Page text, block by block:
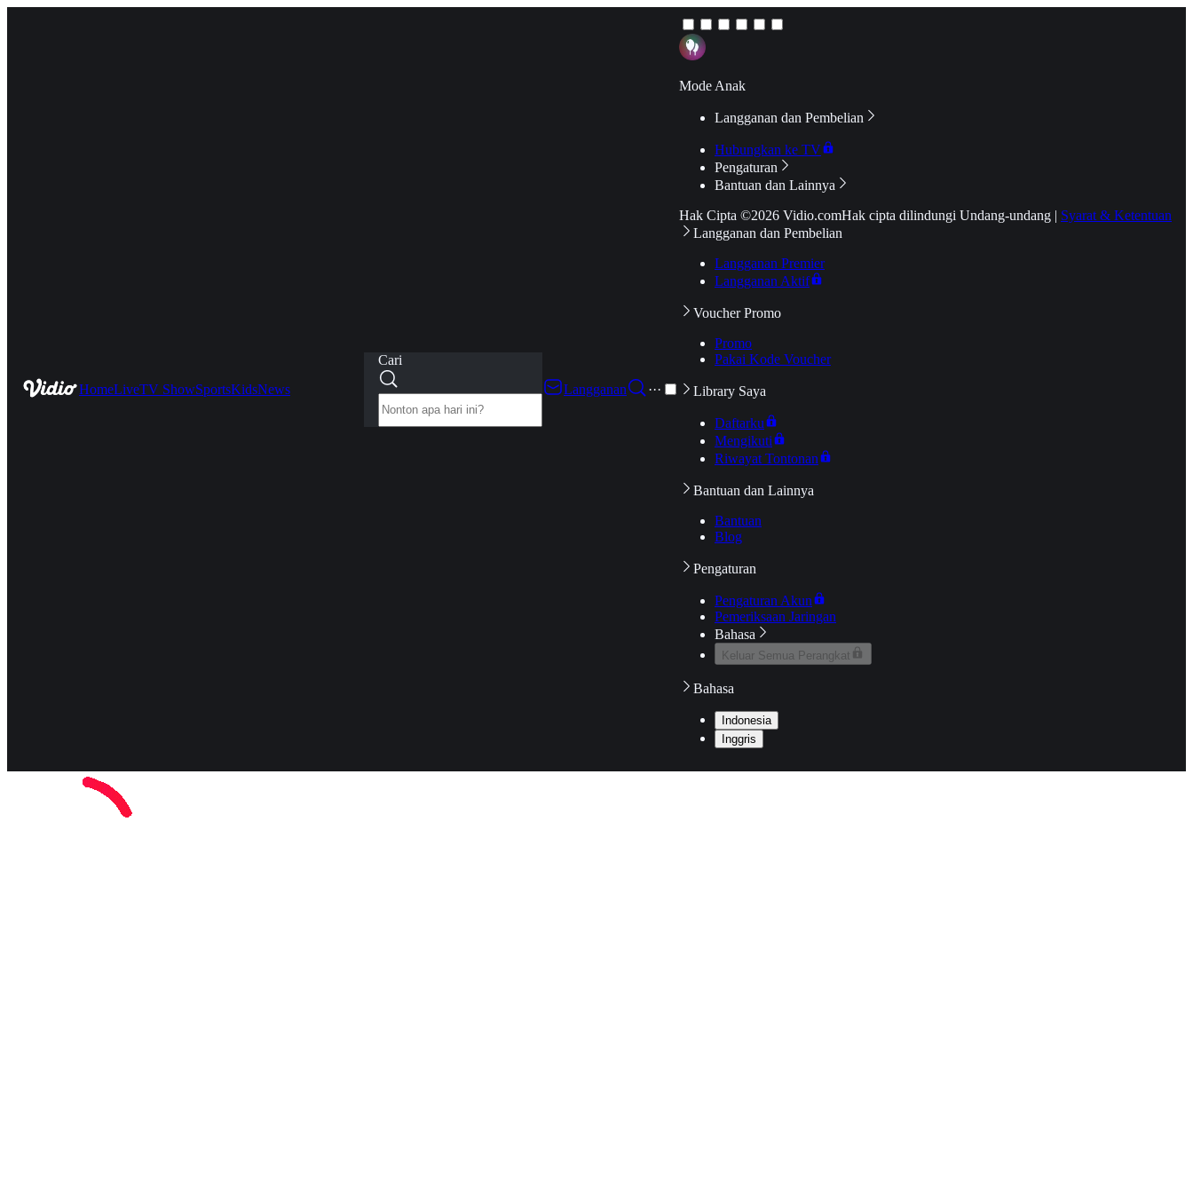
HomeLiveTV ShowSportsKidsNews
Cari
Langganan
···
Mode Anak
Langganan dan Pembelian
Hubungkan ke TV
Pengaturan
Bantuan dan Lainnya
Hak Cipta ©2026 Vidio.comHak cipta dilindungi Undang-undang | Syarat & Ketentuan
Langganan dan Pembelian
Langganan Premier
Langganan Aktif
Voucher Promo
Promo
Pakai Kode Voucher
Library Saya
Daftarku
Mengikuti
Riwayat Tontonan
Bantuan dan Lainnya
Bantuan
Blog
Pengaturan
Pengaturan Akun
Pemeriksaan Jaringan
Bahasa
Keluar Semua Perangkat
Bahasa
Indonesia
Inggris